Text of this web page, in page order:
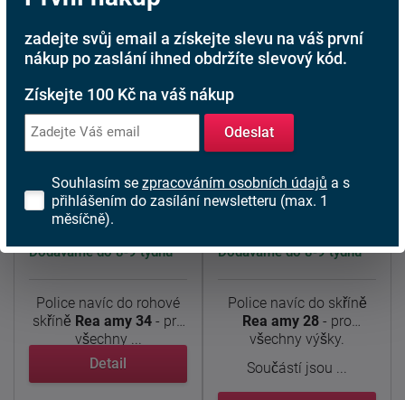
amy 34 p
464 Kč
Dodáváme do 8-9 týdnů
Police navíc do rohové
skříně Rea amy 34 - pro
všechny ...
Detail
amy 28 p
Dodáváme do 8-9 týdnů
Police navíc do skříně
Rea amy 28 - pro
všechny výšky.
Součástí jsou ...
zadejte svůj email a získejte slevu na váš první
nákup po zaslání ihned obdržíte slevový kód.
Získejte 100 Kč na váš nákup
Odeslat
Souhlasím se zpracováním osobních údajů a s
přihlášením do zasílání newsletteru (max. 1
měsíčně).